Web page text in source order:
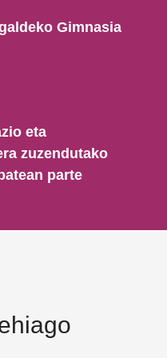
Gimnasia
eta
zuzendutako
parte